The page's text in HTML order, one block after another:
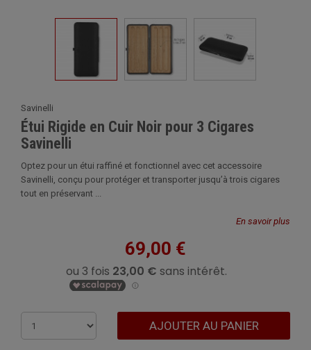
Savinelli
Étui Rigide en Cuir Noir pour 3 Cigares
Savinelli
Optez pour un étui raffiné et fonctionnel avec cet accessoire
Savinelli, conçu pour protéger et transporter jusqu’à trois cigares
tout en préservant ...
En savoir plus
69,00 €
AJOUTER AU PANIER